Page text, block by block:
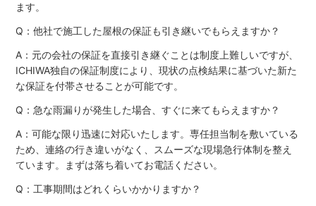
ます。
Q：他社で施工した屋根の保証も引き継いでもらえますか？
A：元の会社の保証を直接引き継ぐことは制度上難しいですが、
ICHIWA独自の保証制度により、現状の点検結果に基づいた新た
な保証を付帯させることが可能です。
Q：急な雨漏りが発生した場合、すぐに来てもらえますか？
A：可能な限り迅速に対応いたします。専任担当制を敷いている
ため、連絡の行き違いがなく、スムーズな現場急行体制を整え
ています。まずは落ち着いてお電話ください。
Q：工事期間はどれくらいかかりますか？